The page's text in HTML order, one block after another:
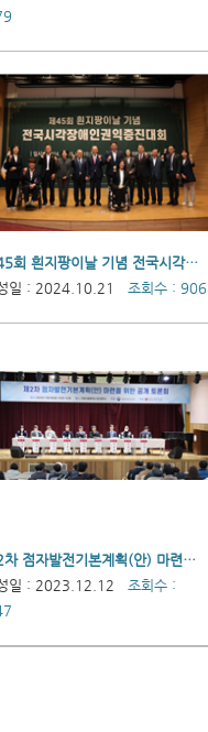
제45회 흰지팡이날 기념 전국시각장애인권익증진대회
일 : 2024.10.21
조회수 : 906
제2차 점자발전기본계획(안) 마련을 위한 공개 토론회
일 : 2023.12.12
조회수 :